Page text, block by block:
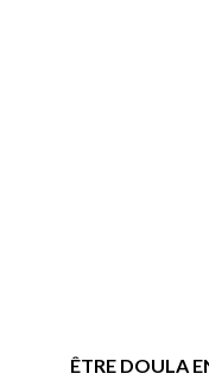
ÊTRE DOULA